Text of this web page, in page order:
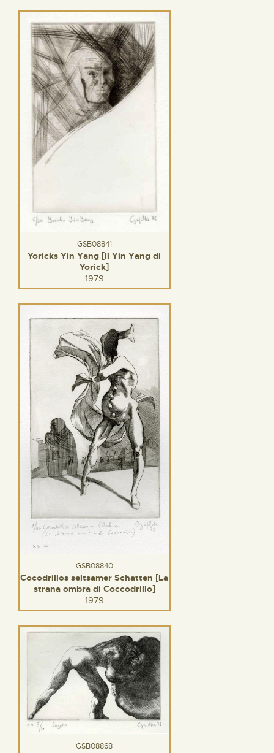
GSB08841
Yoricks Yin Yang [Il Yin Yang di
Yorick]
1979
GSB08840
Cocodrillos seltsamer Schatten [La
strana ombra di Coccodrillo]
1979
GSB08868